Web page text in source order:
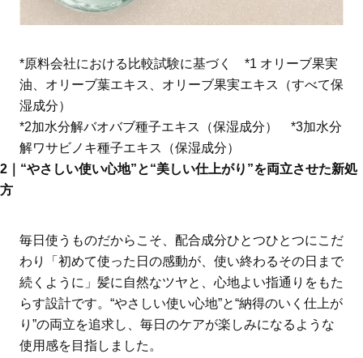
*原料会社における比較試験に基づく *1 オリーブ果実
油、オリーブ葉エキス、オリーブ果実エキス（すべて保
湿成分）
*2加水分解バオバブ種子エキス（保湿成分） *3加水分
解ワサビノキ種子エキス（保湿成分）
2｜“やさしい使い心地”と“美しい仕上がり”を両立させた新処
方
毎日使うものだからこそ、配合成分ひとつひとつにこだ
わり「初めて使った日の感動が、使い終わるその日まで
続くように」髪に自然なツヤと、心地よい指通りをもた
らす設計です。“やさしい使い心地”と“納得のいく仕上が
り”の両立を追求し、毎日のケアが楽しみになるような
使用感を目指しました。